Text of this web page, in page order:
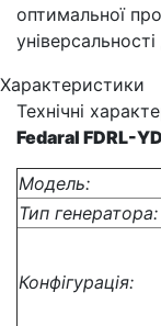
оптимальної
Характеристики
Технічні
Fedaral FDRL-
Модель:
Тип генератора:
Конфігурація: